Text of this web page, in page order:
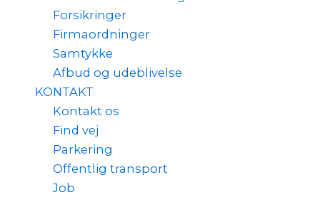
Forsikringer
Firmaordninger
Samtykke
Afbud og udeblivelse
KONTAKT
Kontakt os
Find vej
Parkering
Offentlig transport
Job